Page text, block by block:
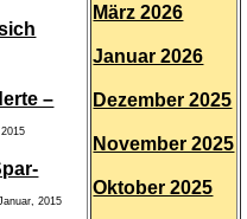
–
2015
März 2026
Januar 2026
Dezember 2025
November 2025
Oktober 2025